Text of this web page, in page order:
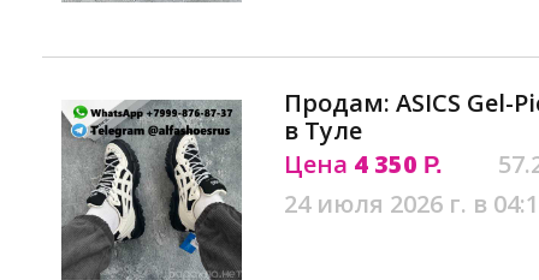
Продам: ASICS Gel-
в Туле
Цена 4 350 Р.
24 июля 2026 г. в